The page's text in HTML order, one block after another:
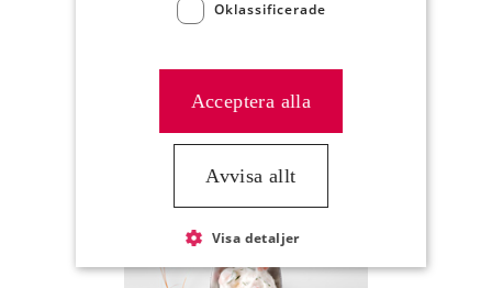
Artikelnummer37810
Oklassificerade
Acceptera alla
Avvisa allt
Visa detaljer